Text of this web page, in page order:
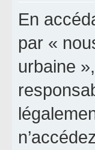
En
par «
urbaine